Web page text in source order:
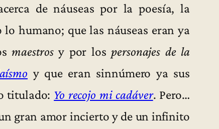
de náuseas por la poesía, la
humano; que las náuseas eran ya
maestrosy por lospersonajes de la
y que eran sinnúmero ya sus
titulado: Yo recojo mi cadáver. Pero…
gran amor incierto y de un infinito